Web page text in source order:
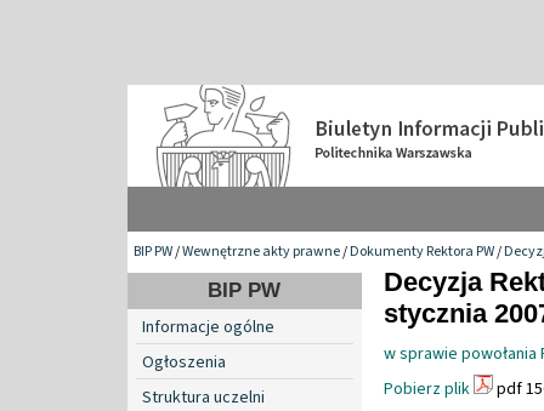
BIP PW/Wewnętrzne akty prawne/Dokumenty Rektora PW/
BIP PW
Informacje ogólne
Ogłoszenia
Struktura uczelni
Decyzja
stycznia
w sprawie powołania
Pobierz plik
pdf